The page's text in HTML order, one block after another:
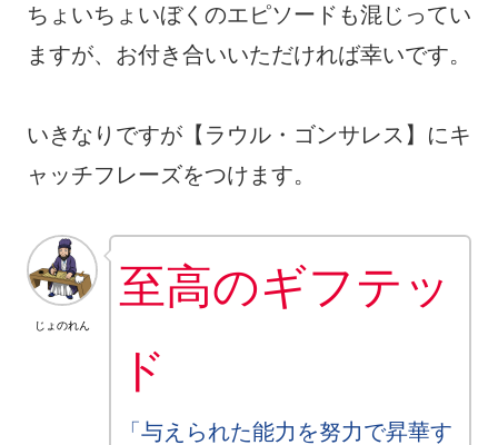
ちょいちょいぼくのエピソードも混じってい
ますが、お付き合いいただければ幸いです。
いきなりですが【ラウル・ゴンサレス】にキ
ャッチフレーズをつけます。
じょのれん
至高のギフテッ
ド
「与えられた能力を努力で昇華す